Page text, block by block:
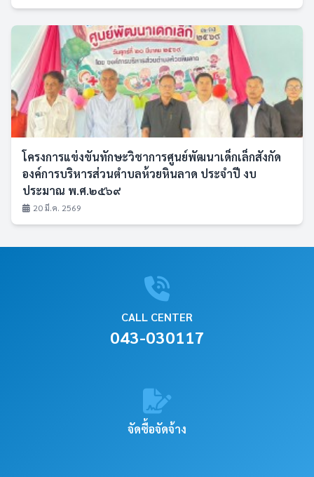
โครงการแข่งขันทักษะวิชาการศูนย์พัฒนาเด็กเล็กสังกัด
องค์การบริหารส่วนตำบลห้วยหินลาด ประจำปี งบ
ประมาณ พ.ศ.๒๕๖๙
20 มี.ค. 2569
CALL CENTER
043-030117
จัดซื้อจัดจ้าง